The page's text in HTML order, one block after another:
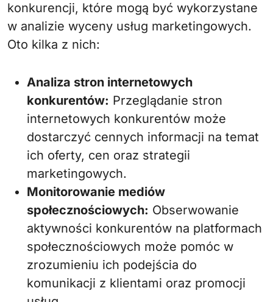
konkurencji, które mogą być wykorzystane
w analizie wyceny usług marketingowych.
Oto kilka z nich:
Analiza stron internetowych
konkurentów: Przeglądanie stron
internetowych konkurentów może
dostarczyć cennych informacji na temat
ich oferty, cen oraz strategii
marketingowych.
Monitorowanie mediów
społecznościowych: Obserwowanie
aktywności konkurentów na platformach
społecznościowych może pomóc w
zrozumieniu ich podejścia do
komunikacji z klientami oraz promocji